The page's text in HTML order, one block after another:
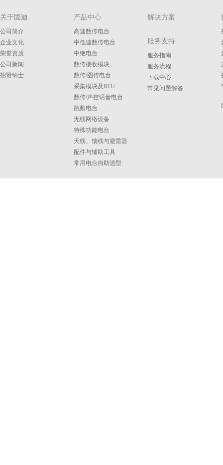
关于固迪
公司简介
企业文化
荣誉资质
公司新闻
招贤纳士
产品中心
高速数传电台
中低速数传电台
中继电台
数传接收模块
数传/图传电台
采集模块及RTU
数传/声控话音电台
跳频电台
无线网络设备
特殊功能电台
天线、馈线与避雷器
配件与辅助工具
常用电台自助选型
解决方案
服务支持
服务指南
服务流程
下载中心
常见问题解答